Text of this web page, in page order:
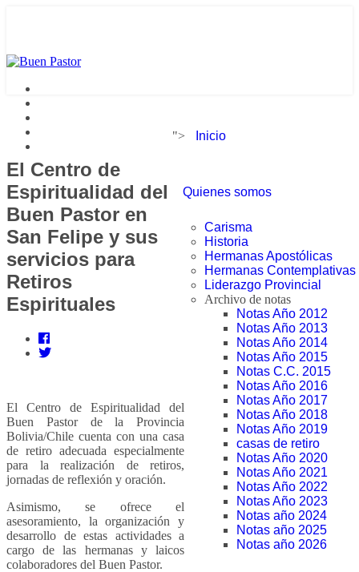
"> Inicio
Quienes somos
Carisma
Historia
Hermanas Apostólicas
Hermanas Contemplativas
Liderazgo Provincial
Archivo de notas
Notas Año 2012
Notas Año 2013
Notas Año 2014
Notas Año 2015
Notas C.C. 2015
Notas Año 2016
Notas Año 2017
Notas Año 2018
Notas Año 2019
casas de retiro
Notas Año 2020
Notas Año 2021
Notas Año 2022
Notas Año 2023
Notas año 2024
Notas año 2025
Notas año 2026
El Centro de
Espiritualidad del
Buen Pastor en
San Felipe y sus
servicios para
Retiros
Espirituales
El Centro de Espiritualidad del
Buen Pastor de la Provincia
Bolivia/Chile cuenta con una casa
de retiro adecuada especialmente
para la realización de retiros,
jornadas de reflexión y oración.
Asimismo, se ofrece el
asesoramiento, la organización y
desarrollo de estas actividades a
cargo de las hermanas y laicos
colaboradores del Buen Pastor.